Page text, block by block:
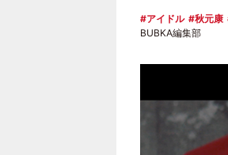
アイドル 秋元康
BUBKA編集部